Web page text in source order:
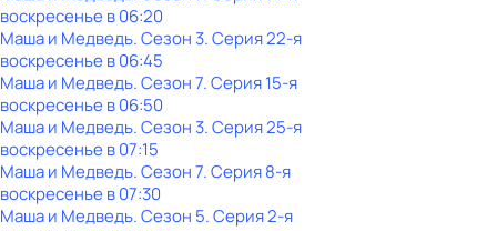
воскресенье в06:20
Маша и Медведь. Сезон 3. Серия 22-я
воскресенье в06:45
Маша и Медведь. Сезон 7. Серия 15-я
воскресенье в06:50
Маша и Медведь. Сезон 3. Серия 25-я
воскресенье в07:15
Маша и Медведь. Сезон 7. Серия 8-я
воскресенье в07:30
Маша и Медведь. Сезон 5. Серия 2-я